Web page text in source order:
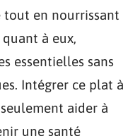
tout en nourrissant
à eux,
essentielles sans
Intégrer ce plat à
aider à
une santé